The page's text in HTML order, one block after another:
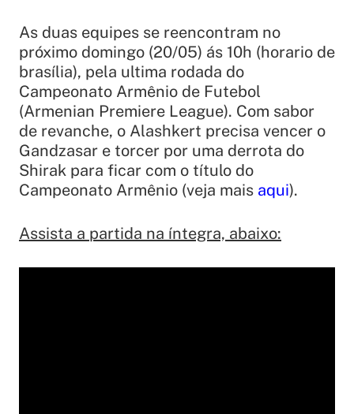
As duas equipes se reencontram no
próximo domingo (20/05) ás 10h (horario de
brasília), pela ultima rodada do
Campeonato Armênio de Futebol
(Armenian Premiere League). Com sabor
de revanche, o Alashkert precisa vencer o
Gandzasar e torcer por uma derrota do
Shirak para ficar com o título do
Campeonato Armênio (veja mais aqui).
Assista a partida na íntegra, abaixo: